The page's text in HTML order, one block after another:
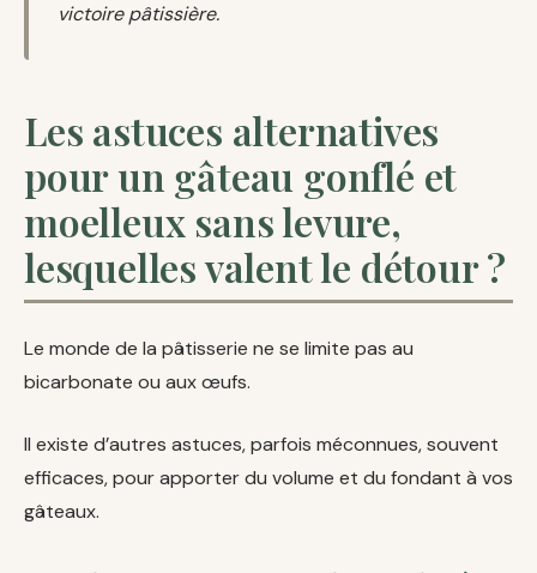
victoire pâtissière.
Les astuces alternatives
pour un gâteau gonflé et
moelleux sans levure,
lesquelles valent le détour ?
Le monde de la pâtisserie ne se limite pas au
bicarbonate ou aux œufs.
Il existe d’autres astuces, parfois méconnues, souvent
efficaces, pour apporter du volume et du fondant à vos
gâteaux.